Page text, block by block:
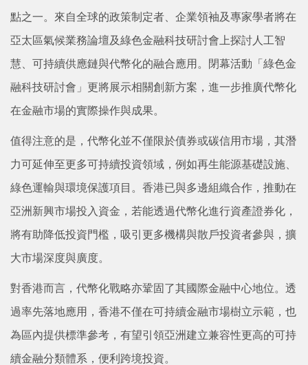
點之一。來自全球的政策制定者、企業領袖及專家學者將在
亞太區氣候業務論壇及綠色金融科技研討會上探討人工智
慧、可持續供應鏈與代幣化的融合應用。閉幕活動「綠色金
融科技研討會」更將展示相關創新方案，進一步推廣代幣化
在金融市場的實際操作與成果。
值得注意的是，代幣化並不僅限於債券或碳信用市場，其潛
力可延伸至更多可持續投資領域，例如再生能源基礎設施、
綠色運輸與環境保護項目。香港已與多邊組織合作，推動在
亞洲新興市場投入資金，若能透過代幣化進行資產證券化，
將有助降低投資門檻，吸引更多機構與散戶投資者參與，擴
大市場深度與廣度。
對香港而言，代幣化戰略亦鞏固了其國際金融中心地位。透
過率先落地應用，香港不僅在可持續金融市場樹立示範，也
為區內提供標準參考，有望引領亞洲建立兼容性更高的可持
續金融分類體系，便利跨境投資。